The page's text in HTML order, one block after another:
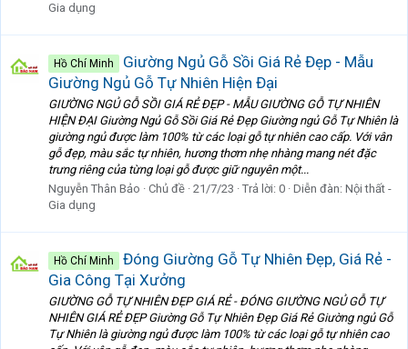
Gia dụng
Hồ Chí Minh
Giường Ngủ Gỗ Sồi Giá Rẻ Đẹp - Mẫu
Giường Ngủ Gỗ Tự Nhiên Hiện Đại
GIƯỜNG NGỦ GỖ SỒI GIÁ RẺ ĐẸP - MẪU GIƯỜNG GỖ TỰ NHIÊN
HIỆN ĐẠI Giường Ngủ Gỗ Sồi Giá Rẻ Đẹp Giường ngủ Gỗ Tự Nhiên là
giường ngủ được làm 100% từ các loại gỗ tự nhiên cao cấp. Với vân
gỗ đẹp, màu sắc tự nhiên, hương thơm nhẹ nhàng mang nét đặc
trưng riêng của từng loại gỗ được giữ nguyên một...
Nguyễn Thân Bảo
Chủ đề 21/7/23 Trả lời: 0 Diễn đàn: Nội thất -
Gia dụng
Hồ Chí Minh
Đóng Giường Gỗ Tự Nhiên Đẹp, Giá Rẻ -
Gia Công Tại Xưởng
GIƯỜNG GỖ TỰ NHIÊN ĐẸP GIÁ RẺ - ĐÓNG GIƯỜNG NGỦ GỖ TỰ
NHIÊN GIÁ RẺ ĐẸP Giường Gỗ Tự Nhiên Đẹp Giá Rẻ Giường ngủ Gỗ
Tự Nhiên là giường ngủ được làm 100% từ các loại gỗ tự nhiên cao